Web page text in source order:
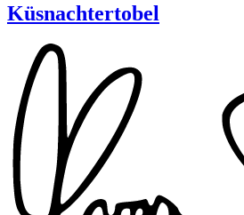
Küsnachtertobel